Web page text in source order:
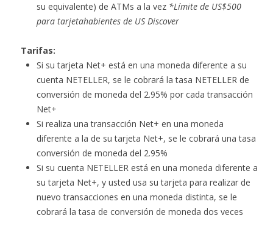
su equivalente) de ATMs a la vez *Límite de US$500
para tarjetahabientes de US Discover
Tarifas:
Si su tarjeta Net+ está en una moneda diferente a su
cuenta NETELLER, se le cobrará la tasa NETELLER de
conversión de moneda del 2.95% por cada transacción
Net+
Si realiza una transacción Net+ en una moneda
diferente a la de su tarjeta Net+, se le cobrará una tasa
conversión de moneda del 2.95%
Si su cuenta NETELLER está en una moneda diferente a
su tarjeta Net+, y usted usa su tarjeta para realizar de
nuevo transacciones en una moneda distinta, se le
cobrará la tasa de conversión de moneda dos veces